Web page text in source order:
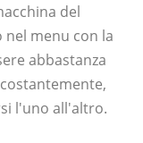
del
menu con la
abbastanza
l'uno all'altro.